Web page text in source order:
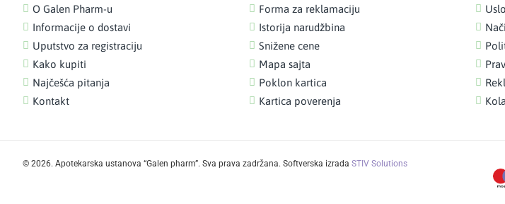
O Galen Pharm-u
Informacije o dostavi
Uputstvo za registraciju
Kako kupiti
Najčešća pitanja
Kontakt
Forma za reklamaciju
Istorija narudžbina
Snižene cene
Mapa sajta
Poklon kartica
Kartica poverenja
© 2026. Apotekarska ustanova “Galen pharm”. Sva prava zadržana. Softverska izrada STIV Solutions